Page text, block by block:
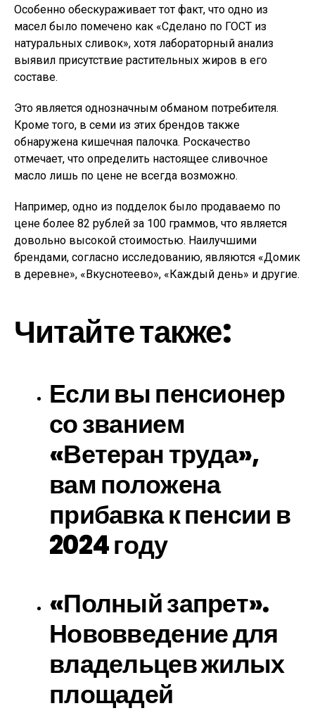
Особенно обескураживает тот факт, что одно из
масел было помечено как «Сделано по ГОСТ из
натуральных сливок», хотя лабораторный анализ
выявил присутствие растительных жиров в его
составе.
Это является однозначным обманом потребителя.
Кроме того, в семи из этих брендов также
обнаружена кишечная палочка. Роскачество
отмечает, что определить настоящее сливочное
масло лишь по цене не всегда возможно.
Например, одно из подделок было продаваемо по
цене более 82 рублей за 100 граммов, что является
довольно высокой стоимостью. Наилучшими
брендами, согласно исследованию, являются «Домик
в деревне», «Вкуснотеево», «Каждый день» и другие.
Читайте также:
Если вы пенсионер
со званием
«Ветеран труда»,
вам положена
прибавка к пенсии в
2024 году
«Полный запрет».
Нововведение для
владельцев жилых
площадей